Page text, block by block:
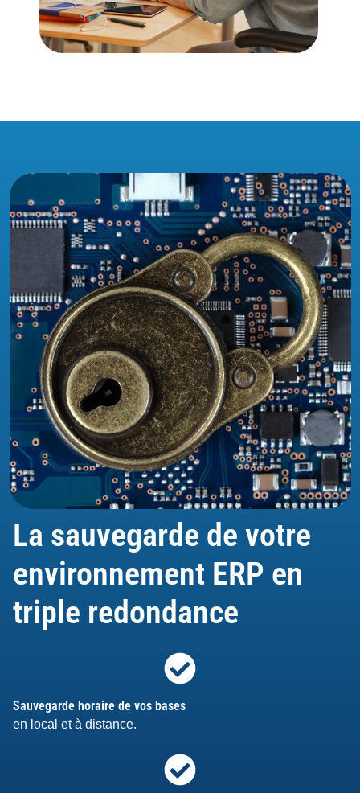
La sauvegarde de votre
environnement ERP en
triple redondance
Sauvegarde horaire de vos bases
en local et à distance.